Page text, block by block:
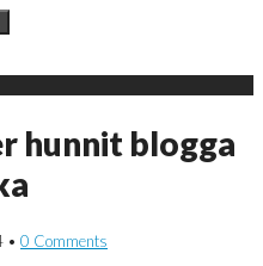
hunnit blogga
• 0 Comments